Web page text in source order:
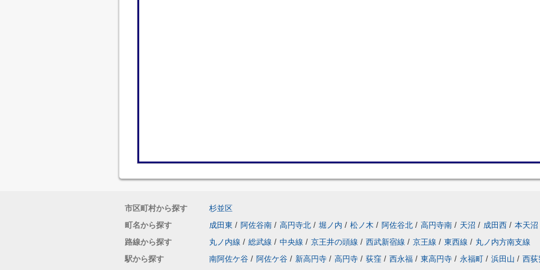
市区町村から探す
杉並区
町名から探す
成田東 / 阿佐谷南 / 高円寺北 / 堀ノ内 / 松ノ木 / 阿佐谷北 / 高円寺南 / 天沼 / 成田西 / 本天沼
路線から探す
丸ノ内線 / 総武線 / 中央線 / 京王井の頭線 / 西武新宿線 / 京王線 / 東西線 / 丸ノ内方南支線
駅から探す
南阿佐ケ谷 / 阿佐ケ谷 / 新高円寺 / 高円寺 / 荻窪 / 西永福 / 東高円寺 / 永福町 / 浜田山 / 西荻